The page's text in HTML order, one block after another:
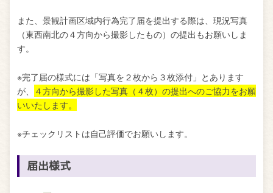
また、景観計画区域内行為完了届を提出する際は、現況写真
（東西南北の４方向から撮影したもの）の提出もお願いしま
す。
※完了届の様式には「写真を２枚から３枚添付」とあります
が、
４方向から撮影した写真（４枚）の提出へのご協力をお願
いいたします。
※チェックリストは自己評価でお願いします。
届出様式